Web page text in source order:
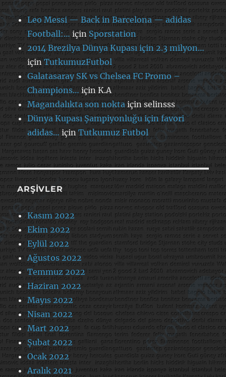
Leo Messi — Back in Barcelona — adidas
Football:… için Sporstation
2014 Brezilya Dünya Kupası için 2.3 milyon…
içinTutkumuzFutbol
Galatasaray SK vs Chelsea FC Promo –
Champions…içinK.A
Magandalıkta son noktaiçinselinsss
Dünya Kupası Şampiyonluğu için favori
adidas…içinTutkumuz Futbol
ARŞIVLER
Kasım 2022
Ekim 2022
Eylül 2022
Ağustos 2022
Temmuz 2022
Haziran 2022
Mayıs 2022
Nisan 2022
Mart 2022
Şubat 2022
Ocak 2022
Aralık 2021